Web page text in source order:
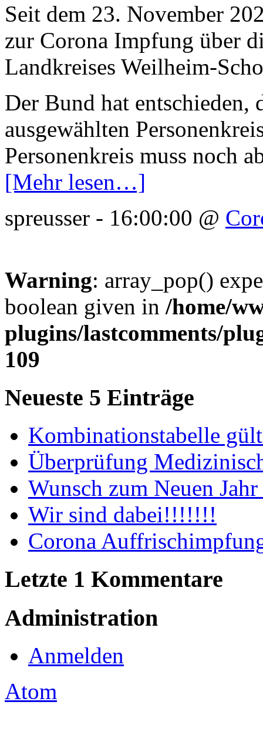
Seit dem 23. November
zur Corona Impfung über
Landkreises Weilheim-
Der Bund hat entschieden,
ausgewählten
Personenkreis muss noch
[Mehr lesen…]
spreusser - 16:00:00 @
Warning: array_pop()
boolean given in /home/
plugins/lastcomments/
109
Neueste 5 Einträge
Kombinationstabelle
Überprüfung
Wunsch zum Neuen
Wir sind dabei!!!!!!!
Corona
Letzte 1 Kommentare
Administration
Anmelden
Atom